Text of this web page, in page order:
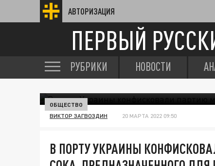
АВТОРИЗАЦИЯ
ПЕРВЫЙ
РУБРИКИ НОВОСТИ
ОБЩЕСТВО
ВИКТОР ЗАГВОЗДИН 20 МАРТА 2022 09:50
В ПОРТУ УКРАИНЫ